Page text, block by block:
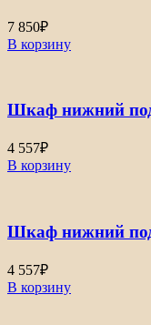
7 850₽
В корзину
Шкаф нижний
4 557₽
В корзину
Шкаф нижний
4 557₽
В корзину